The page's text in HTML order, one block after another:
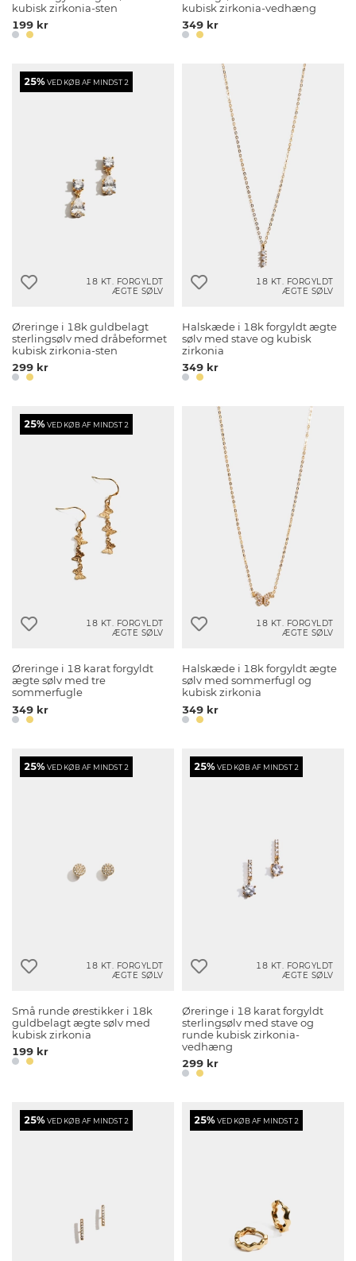
kubisk zirkonia-sten
199 kr
kubisk zirkonia-vedhæng
349 kr
25%VED KØB AF MINDST 2
18 KT. FORGYLDT
ÆGTE SØLV
Øreringe i 18k guldbelagt
sterlingsølv med dråbeformet
kubisk zirkonia-sten
299 kr
18 KT. FORGYLDT
ÆGTE SØLV
Halskæde i 18k forgyldt ægte
sølv med stave og kubisk
zirkonia
349 kr
25%VED KØB AF MINDST 2
18 KT. FORGYLDT
ÆGTE SØLV
Øreringe i 18 karat forgyldt
ægte sølv med tre
sommerfugle
349 kr
18 KT. FORGYLDT
ÆGTE SØLV
Halskæde i 18k forgyldt ægte
sølv med sommerfugl og
kubisk zirkonia
349 kr
25%VED KØB AF MINDST 2
18 KT. FORGYLDT
ÆGTE SØLV
Små runde ørestikker i 18k
guldbelagt ægte sølv med
kubisk zirkonia
199 kr
25%VED KØB AF MINDST 2
18 KT. FORGYLDT
ÆGTE SØLV
Øreringe i 18 karat forgyldt
sterlingsølv med stave og
runde kubisk zirkonia-
vedhæng
299 kr
25%VED KØB AF MINDST 2 25%VED KØB AF MINDST 2